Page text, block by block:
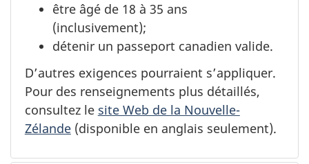
être âgé de 18 à 35 ans
(inclusivement);
détenir un passeport canadien valide.
D’autres exigences pourraient s’appliquer.
Pour des renseignements plus détaillés,
consultez le site Web de la Nouvelle-
Zélande(disponible en anglais seulement).